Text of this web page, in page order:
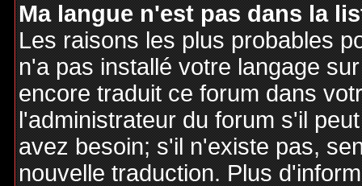
Ma langue n'est pas dans la
Les raisons les plus probables
n'a pas installé votre langage
encore traduit ce forum dans
l'administrateur du forum s'il
avez besoin; s'il n'existe pas,
nouvelle traduction. Plus